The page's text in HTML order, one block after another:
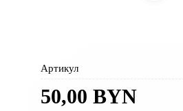
Артикул
50,00BYN